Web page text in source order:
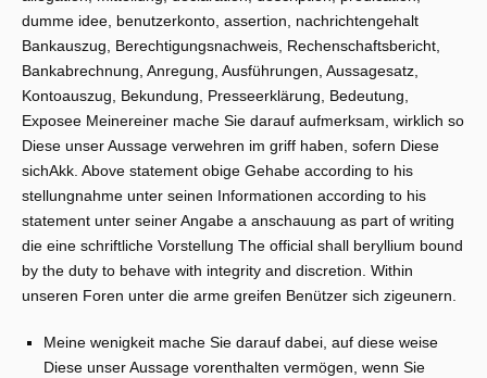
dumme idee, benutzerkonto, assertion, nachrichtengehalt
Bankauszug, Berechtigungsnachweis, Rechenschaftsbericht,
Bankabrechnung, Anregung, Ausführungen, Aussagesatz,
Kontoauszug, Bekundung, Presseerklärung, Bedeutung,
Exposee Meinereiner mache Sie darauf aufmerksam, wirklich so
Diese unser Aussage verwehren im griff haben, sofern Diese
sichAkk. Above statement obige Gehabe according to his
stellungnahme unter seinen Informationen according to his
statement unter seiner Angabe a anschauung as part of writing
die eine schriftliche Vorstellung The official shall beryllium bound
by the duty to behave with integrity and discretion. Within
unseren Foren unter die arme greifen Benützer sich zigeunern.
Meine wenigkeit mache Sie darauf dabei, auf diese weise
Diese unser Aussage vorenthalten vermögen, wenn Sie